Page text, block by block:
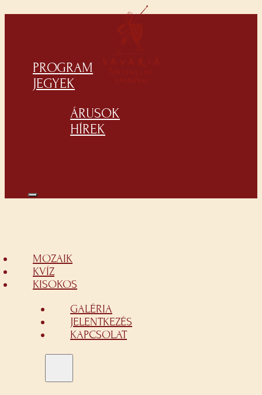
PROGRAM
JEGYEK
ÁRUSOK
HÍREK
MOZAIK
KVÍZ
KISOKOS
GALÉRIA
JELENTKEZÉS
KAPCSOLAT